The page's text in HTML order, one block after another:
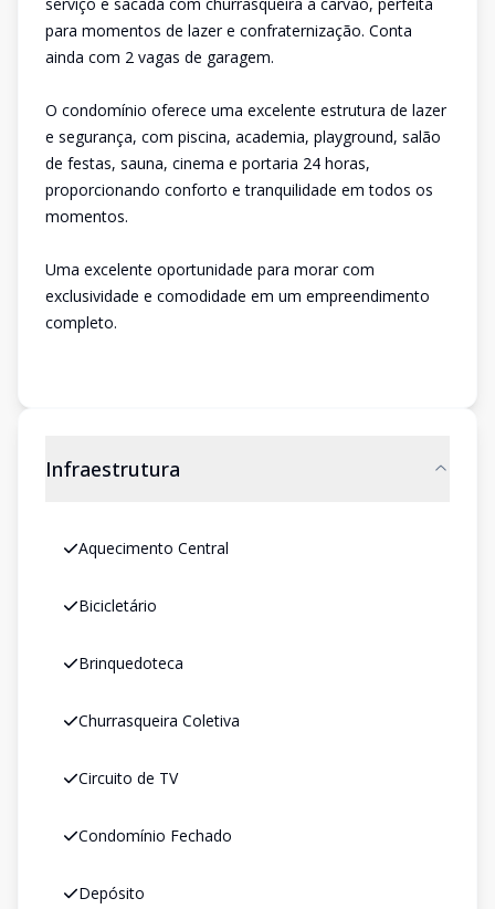
para momentos de lazer e confraternização. Conta
ainda com 2 vagas de garagem.
O condomínio oferece uma excelente estrutura de lazer
e segurança, com piscina, academia, playground, salão
de festas, sauna, cinema e portaria 24 horas,
proporcionando conforto e tranquilidade em todos os
momentos.
Uma excelente oportunidade para morar com
exclusividade e comodidade em um empreendimento
completo.
Infraestrutura
Aquecimento Central
Bicicletário
Brinquedoteca
Churrasqueira Coletiva
Circuito de TV
Condomínio Fechado
Depósito